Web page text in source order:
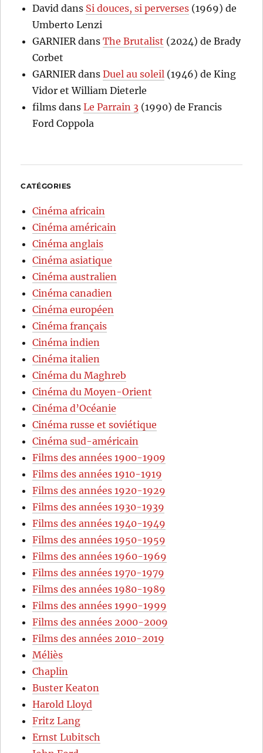
David dans Si douces, si perverses (1969) de
Umberto Lenzi
GARNIERdansThe Brutalist (2024) de Brady
Corbet
GARNIERdansDuel au soleil (1946) de King
Vidor et William Dieterle
films dansLe Parrain 3 (1990) de Francis
Ford Coppola
CATÉGORIES
Cinéma africain
Cinéma américain
Cinéma anglais
Cinéma asiatique
Cinéma australien
Cinéma canadien
Cinéma européen
Cinéma français
Cinéma indien
Cinéma italien
Cinéma du Maghreb
Cinéma du Moyen-Orient
Cinéma d’Océanie
Cinéma russe et soviétique
Cinéma sud-américain
Films des années 1900-1909
Films des années 1910-1919
Films des années 1920-1929
Films des années 1930-1939
Films des années 1940-1949
Films des années 1950-1959
Films des années 1960-1969
Films des années 1970-1979
Films des années 1980-1989
Films des années 1990-1999
Films des années 2000-2009
Films des années 2010-2019
Méliès
Chaplin
Buster Keaton
Harold Lloyd
Fritz Lang
Ernst Lubitsch